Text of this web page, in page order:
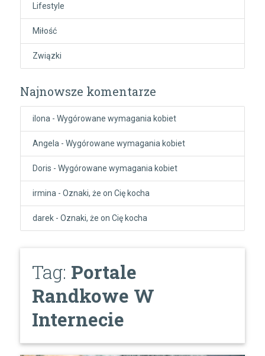
Lifestyle
Miłość
Związki
Najnowsze komentarze
ilona - Wygórowane wymagania kobiet
Angela - Wygórowane wymagania kobiet
Doris - Wygórowane wymagania kobiet
irmina - Oznaki, że on Cię kocha
darek- Oznaki, że on Cię kocha
Tag: Portale
Randkowe W
Internecie